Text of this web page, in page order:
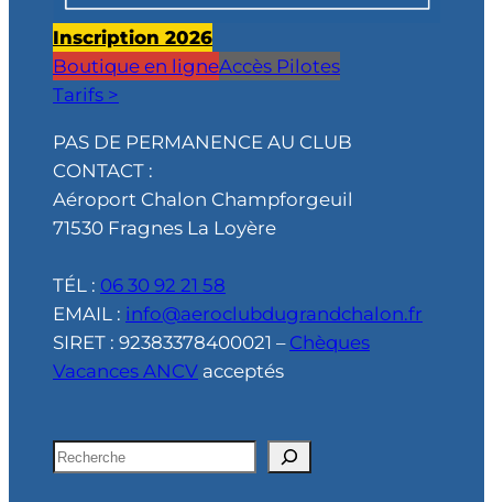
Inscription 2026
Boutique en ligneAccès Pilotes
Tarifs >
PAS DE PERMANENCE AU CLUB
CONTACT :
Aéroport Chalon Champforgeuil
71530 Fragnes La Loyère
TÉL : 06 30 92 21 58
EMAIL : info@aeroclubdugrandchalon.fr
SIRET : 92383378400021 – Chèques
Vacances ANCV acceptés
R